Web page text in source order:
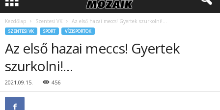
Kezdőlap Szentesi VK Az első hazai meccs! Gyertek szurkolni!…
SZENTESI VK SPORT VÍZISPORTOK
Az első hazai meccs! Gyertek
szurkolni!…
2021.09.15. 456